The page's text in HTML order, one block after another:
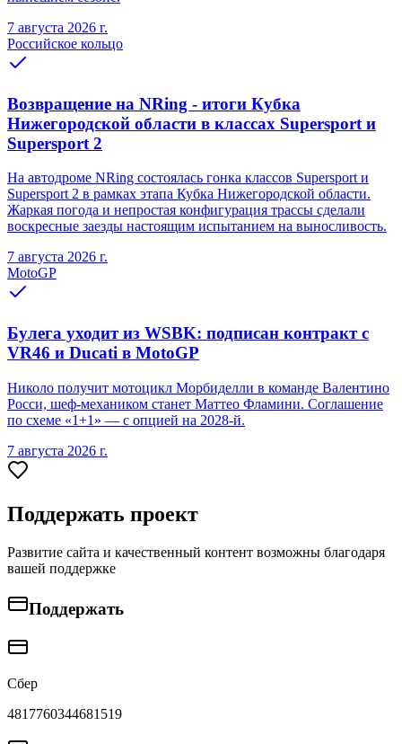
7 августа 2026 г.
Российское кольцо
Возвращение на NRing - итоги Кубка
Нижегородской области в классах Supersport и
Supersport 2
На автодроме NRing состоялась гонка классов Supersport и
Supersport 2 в рамках этапа Кубка Нижегородской области.
Жаркая погода и непростая конфигурация трассы сделали
воскресные заезды настоящим испытанием на выносливость.
7 августа 2026 г.
MotoGP
Булега уходит из WSBK: подписан контракт с
VR46 и Ducati в MotoGP
Николо получит мотоцикл Морбиделли в команде Валентино
Росси, шеф-механиком станет Маттео Фламини. Соглашение
по схеме «1+1» — с опцией на 2028-й.
7 августа 2026 г.
Поддержать проект
Развитие сайта и качественный контент возможны благодаря
вашей поддержке
Поддержать
Сбер
4817760344681519